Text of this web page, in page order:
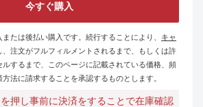
今すぐ購入
たは後払い購入です。続行することにより、 キャ
、注文がフルフィルメントされるまで、もしくは許
するまで、このページに記載されている価格、頻
法に請求することを承認するものとします。
押し事前に決済をすることで在庫確認